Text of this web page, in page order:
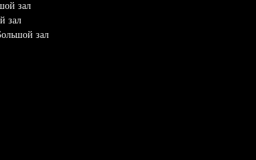
зал
зал
зал